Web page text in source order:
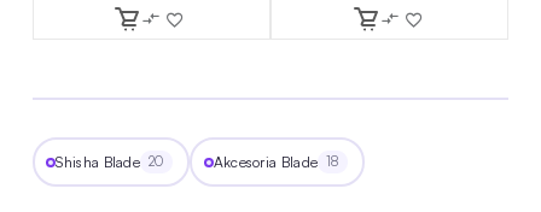
Shisha Blade 20 Akcesoria Blade 18